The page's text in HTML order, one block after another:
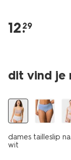
12.
29
dit vind je
30% korting
dames tailleslip
wit